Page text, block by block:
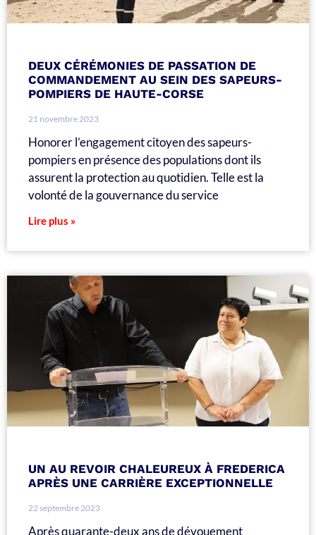
DEUX CÉRÉMONIES DE PASSATION DE
COMMANDEMENT AU SEIN DES SAPEURS-
POMPIERS DE HAUTE-CORSE
21 novembre 2023
Honorer l’engagement citoyen des sapeurs-
pompiers en présence des populations dont ils
assurent la protection au quotidien. Telle est la
volonté de la gouvernance du service
Lire plus »
UN AU REVOIR CHALEUREUX À FREDERICA
APRÈS UNE CARRIÈRE EXCEPTIONNELLE
22 septembre 2023
Après quarante-deux ans de dévouement